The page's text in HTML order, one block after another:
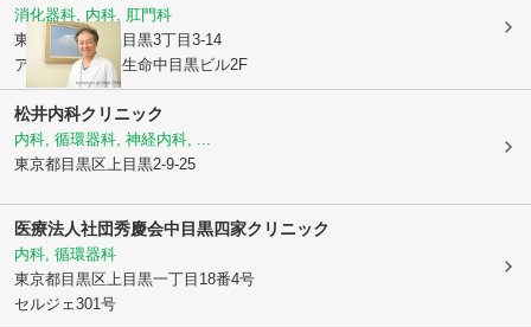
消化器科, 内科, 肛門科
東京都目黒区
上目黒3丁目3-14
アサヒ電機朝日生命中目黒ビル2F
松井内科クリニック
内科, 循環器科, 神経内科, ...
東京都目黒区 上目黒2-9-25
医療法人社団秀慶会中目黒四家クリニック
内科, 循環器科
東京都目黒区 上目黒一丁目18番4号
セルジェ301号